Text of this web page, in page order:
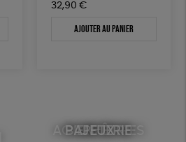
32,90 €
Ajouter au panier
ACCESSOIRES
BIEN-ÊTRE
PAPETERIE
JEUX